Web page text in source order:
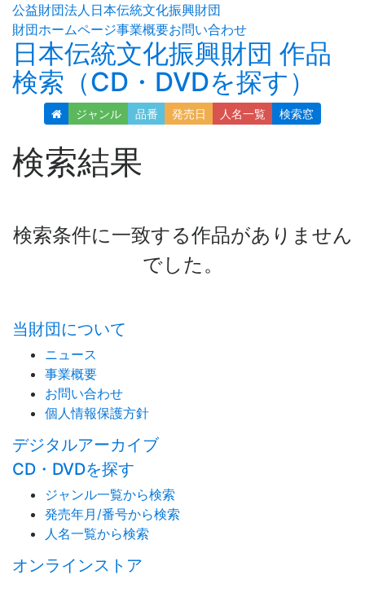
公益財団法人日本伝統文化振興財団
財団ホームページ事業概要お問い合わせ
日本伝統文化振興財団 作品
検索（CD・DVDを探す）
ジャンル 品番 発売日 人名一覧 検索窓
検索結果
検索条件に一致する作品がありません
でした。
当財団について
ニュース
事業概要
お問い合わせ
個人情報保護方針
デジタルアーカイブ
CD・DVDを探す
ジャンル一覧から検索
発売年月/番号から検索
人名一覧から検索
オンラインストア